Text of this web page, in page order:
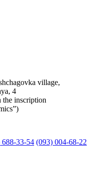
village,
4
inscription
688-33-54 (093) 004-68-22